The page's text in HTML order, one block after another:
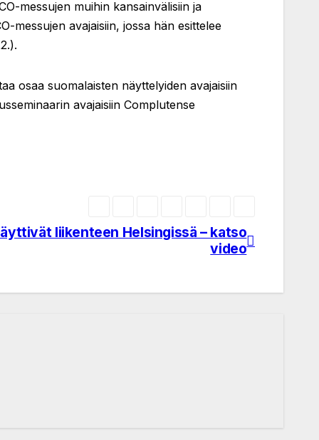
messujen muihin kansainvälisiin ja
messujen avajaisiin, jossa hän esittelee
osaa suomalaisten näyttelyiden avajaisiin
avajaisiin Complutense
liikenteen Helsingissä – katso
video